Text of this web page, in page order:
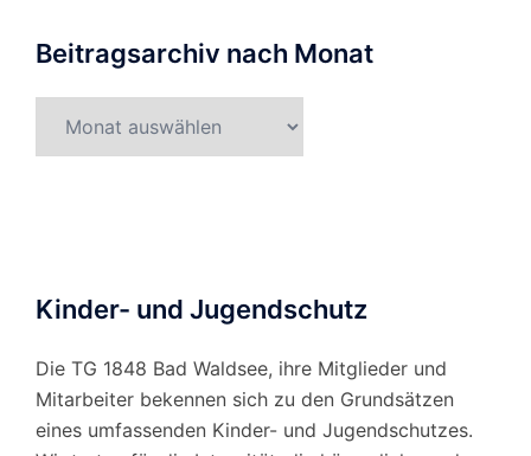
Beitragsarchiv nach Monat
Kinder- und Jugendschutz
Die TG 1848 Bad Waldsee, ihre Mitglieder und
Mitarbeiter bekennen sich zu den Grundsätzen
eines umfassenden Kinder- und Jugendschutzes.